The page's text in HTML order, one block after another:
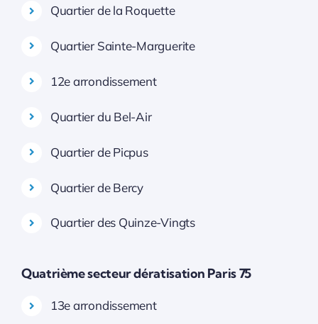
Quartier de la Roquette
Quartier Sainte-Marguerite
12e arrondissement
Quartier du Bel-Air
Quartier de Picpus
Quartier de Bercy
Quartier des Quinze-Vingts
Quatrième secteur dératisation Paris 75
13e arrondissement